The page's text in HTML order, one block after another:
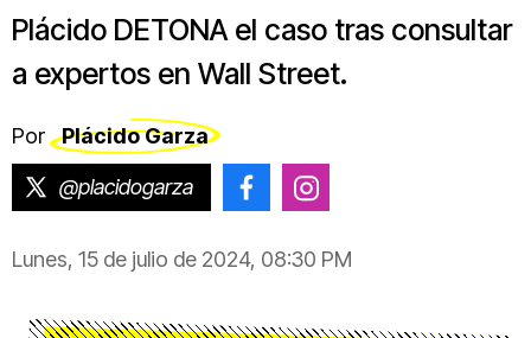
Plácido DETONA el caso tras consultar
a expertos en Wall Street.
Por Plácido Garza
@placidogarza @placido.garza
Lunes, 15 de julio de 2024, 08:30 PM